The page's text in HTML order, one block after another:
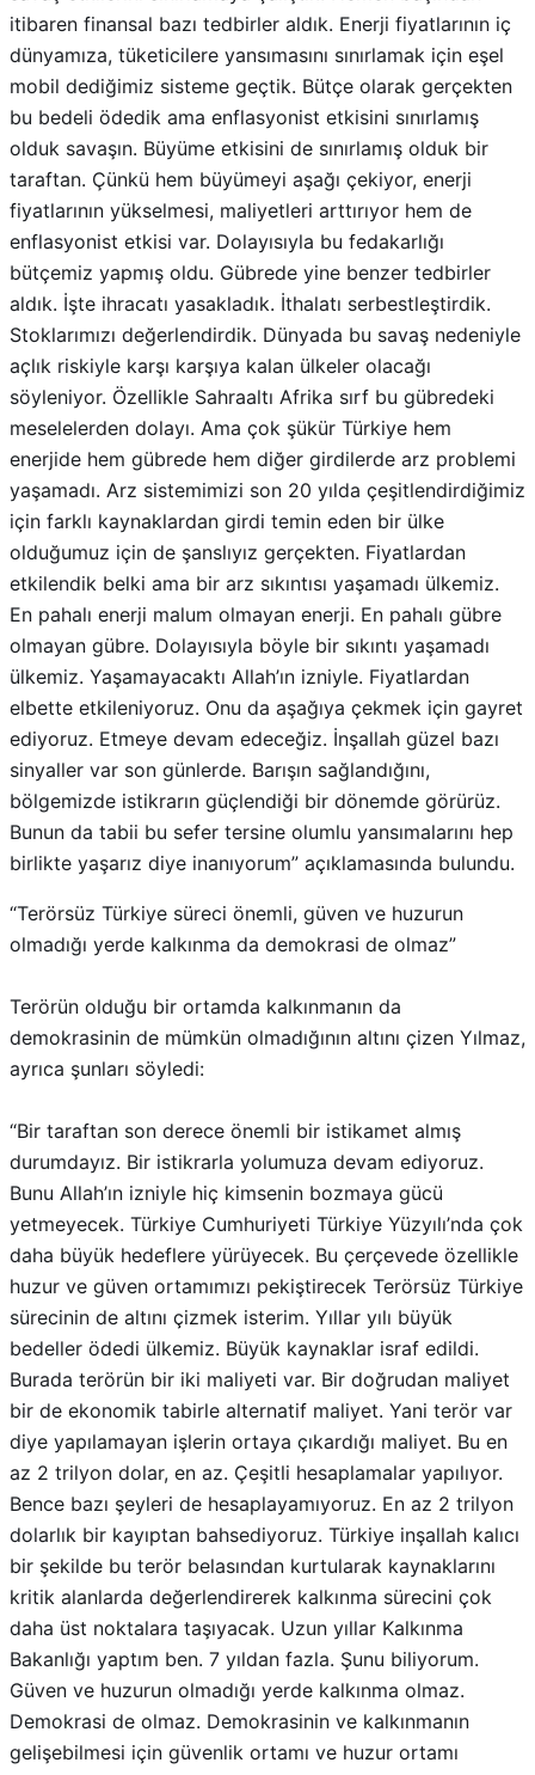
mobil dediğimiz sisteme geçtik. Bütçe olarak gerçekten
bu bedeli ödedik ama enflasyonist etkisini sınırlamış
olduk savaşın. Büyüme etkisini de sınırlamış olduk bir
taraftan. Çünkü hem büyümeyi aşağı çekiyor, enerji
fiyatlarının yükselmesi, maliyetleri arttırıyor hem de
enflasyonist etkisi var. Dolayısıyla bu fedakarlığı
bütçemiz yapmış oldu. Gübrede yine benzer tedbirler
aldık. İşte ihracatı yasakladık. İthalatı serbestleştirdik.
Stoklarımızı değerlendirdik. Dünyada bu savaş nedeniyle
açlık riskiyle karşı karşıya kalan ülkeler olacağı
söyleniyor. Özellikle Sahraaltı Afrika sırf bu gübredeki
meselelerden dolayı. Ama çok şükür Türkiye hem
enerjide hem gübrede hem diğer girdilerde arz problemi
yaşamadı. Arz sistemimizi son 20 yılda çeşitlendirdiğimiz
için farklı kaynaklardan girdi temin eden bir ülke
olduğumuz için de şanslıyız gerçekten. Fiyatlardan
etkilendik belki ama bir arz sıkıntısı yaşamadı ülkemiz.
En pahalı enerji malum olmayan enerji. En pahalı gübre
olmayan gübre. Dolayısıyla böyle bir sıkıntı yaşamadı
ülkemiz. Yaşamayacaktı Allah’ın izniyle. Fiyatlardan
elbette etkileniyoruz. Onu da aşağıya çekmek için gayret
ediyoruz. Etmeye devam edeceğiz. İnşallah güzel bazı
sinyaller var son günlerde. Barışın sağlandığını,
bölgemizde istikrarın güçlendiği bir dönemde görürüz.
Bunun da tabii bu sefer tersine olumlu yansımalarını hep
birlikte yaşarız diye inanıyorum” açıklamasında bulundu.
“Terörsüz Türkiye süreci önemli, güven ve huzurun
olmadığı yerde kalkınma da demokrasi de olmaz”
Terörün olduğu bir ortamda kalkınmanın da
ayrıca şunları söyledi:
“Bir taraftan son derece önemli bir istikamet almış
Bunu Allah’ın izniyle hiç kimsenin bozmaya gücü
yetmeyecek. Türkiye Cumhuriyeti Türkiye Yüzyılı’nda çok
daha büyük hedeflere yürüyecek. Bu çerçevede özellikle
huzur ve güven ortamımızı pekiştirecek Terörsüz Türkiye
sürecinin de altını çizmek isterim. Yıllar yılı büyük
bedeller ödedi ülkemiz. Büyük kaynaklar israf edildi.
Burada terörün bir iki maliyeti var. Bir doğrudan maliyet
bir de ekonomik tabirle alternatif maliyet. Yani terör var
diye yapılamayan işlerin ortaya çıkardığı maliyet. Bu en
az 2 trilyon dolar, en az. Çeşitli hesaplamalar yapılıyor.
Bence bazı şeyleri de hesaplayamıyoruz. En az 2 trilyon
dolarlık bir kayıptan bahsediyoruz. Türkiye inşallah kalıcı
bir şekilde bu terör belasından kurtularak kaynaklarını
kritik alanlarda değerlendirerek kalkınma sürecini çok
daha üst noktalara taşıyacak. Uzun yıllar Kalkınma
Bakanlığı yaptım ben. 7 yıldan fazla. Şunu biliyorum.
Güven ve huzurun olmadığı yerde kalkınma olmaz.
Demokrasi de olmaz. Demokrasinin ve kalkınmanın
gelişebilmesi için güvenlik ortamı ve huzur ortamı
olacak. Kimse riskli bir ortamda yatırım yapmaz, turizm
gelişmez, hayvancılık gelişmez, ticaret gelişmez.